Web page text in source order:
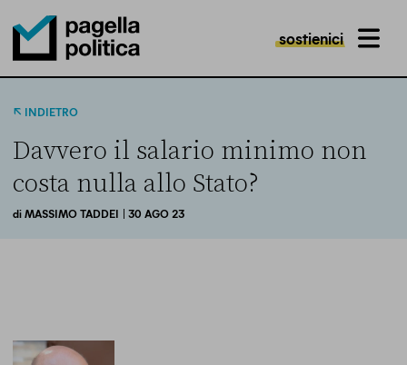
Pagella Politica Logo
sostienici MENU
INDIETRO
Davvero il salario minimo non
costa nulla allo Stato?
diMASSIMO TADDEI | 30 AGO 23